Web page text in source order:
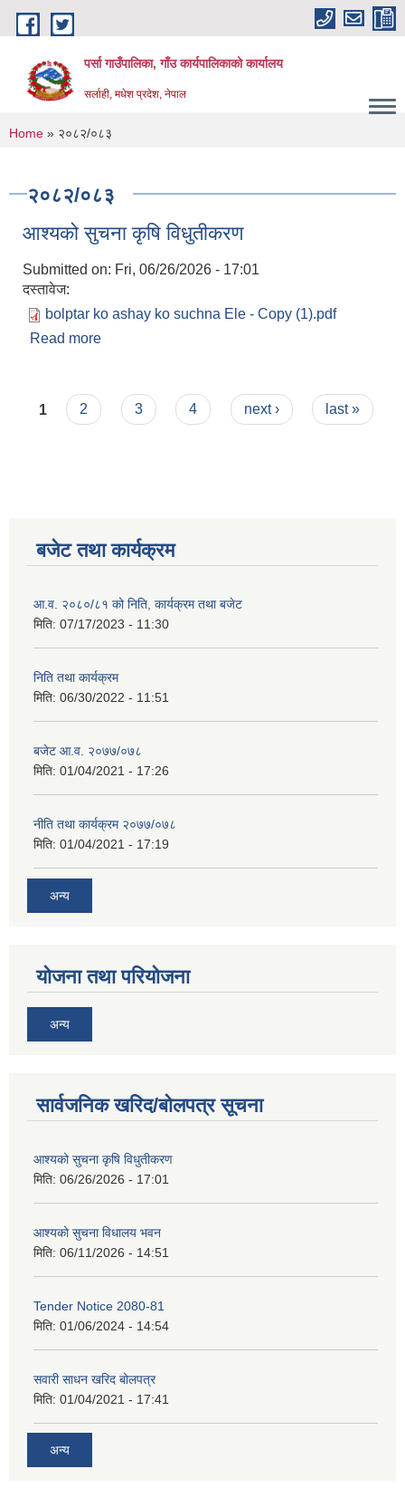
Skip to main content
पर्सा गाउँपालिका, गाँउ कार्यपालिकाको कार्यालय
सर्लाही, मधेश प्रदेश, नेपाल
You are here
Home » २०८२/०८३
२०८२/०८३
आश्यको सुचना कृषि विधुतीकरण
Submitted on: Fri, 06/26/2026 - 17:01
दस्तावेज:
bolptar ko ashay ko suchna Ele - Copy (1).pdf
Read more
Pages
1 2 3 4 next › last »
बजेट तथा कार्यक्रम
आ.व. २०८०/८१ को निति, कार्यक्रम तथा बजेट
मिति: 07/17/2023 - 11:30
निति तथा कार्यक्रम
मिति: 06/30/2022 - 11:51
बजेट आ.व. २०७७/०७८
मिति: 01/04/2021 - 17:26
नीति तथा कार्यक्रम २०७७/०७८
मिति: 01/04/2021 - 17:19
अन्य
योजना तथा परियोजना
अन्य
सार्वजनिक खरिद/बोलपत्र सूचना
आश्यको सुचना कृषि विधुतीकरण
मिति: 06/26/2026 - 17:01
आश्यको सुचना विधालय भवन
मिति: 06/11/2026 - 14:51
Tender Notice 2080-81
मिति: 01/06/2024 - 14:54
सवारी साधन खरिद बोलपत्र
मिति: 01/04/2021 - 17:41
अन्य